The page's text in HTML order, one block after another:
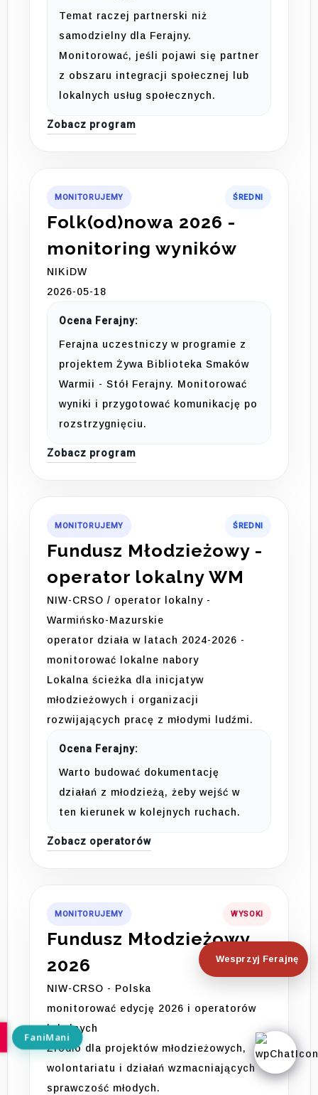
Temat raczej partnerski niż
samodzielny dla Ferajny.
Monitorować, jeśli pojawi się partner
z obszaru integracji społecznej lub
lokalnych usług społecznych.
Zobacz program
MONITORUJEMY ŚREDNI
Folk(od)nowa 2026 -
monitoring wyników
NIKiDW
2026-05-18
Ocena Ferajny:
Ferajna uczestniczy w programie z
projektem Żywa Biblioteka Smaków
Warmii - Stół Ferajny. Monitorować
wyniki i przygotować komunikację po
rozstrzygnięciu.
Zobacz program
MONITORUJEMY ŚREDNI
Fundusz Młodzieżowy -
operator lokalny WM
NIW-CRSO / operator lokalny -
Warmińsko-Mazurskie
operator działa w latach 2024-2026 -
monitorować lokalne nabory
Lokalna ścieżka dla inicjatyw
młodzieżowych i organizacji
rozwijających pracę z młodymi ludźmi.
Ocena Ferajny:
Warto budować dokumentację
działań z młodzieżą, żeby wejść w
ten kierunek w kolejnych ruchach.
Zobacz operatorów
MONITORUJEMY WYSOKI
Fundusz Młodzieżowy
2026
NIW-CRSO - Polska
monitorować edycję 2026 i operatorów
lokalnych
Źródło dla projektów młodzieżowych,
wolontariatu i działań wzmacniających
sprawczość młodych.
Wesprzyj Ferajnę